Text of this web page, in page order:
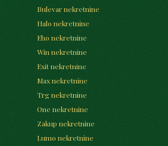
Bulevar nekretnine
Halo nekretnine
Eho nekretnine
Win nekretnine
Exit nekretnine
Max nekretnine
Trg nekretnine
One nekretnine
Zakup nekretnine
Lumo nekretnine